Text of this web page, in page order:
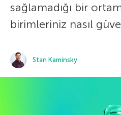
sağlamadığı bir
birimleriniz nasıl
Stan Kaminsky